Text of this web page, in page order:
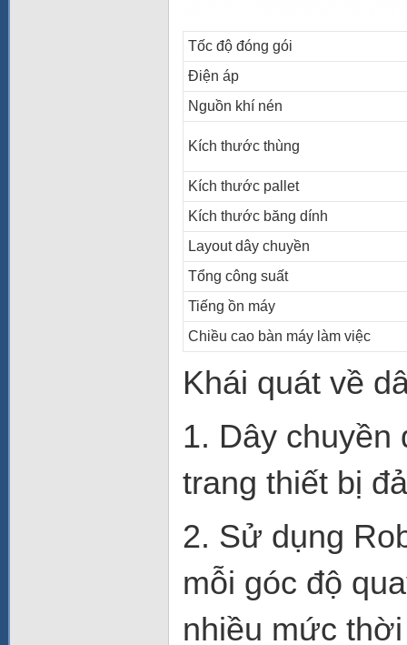
Tốc độ đóng gói
Điện áp
Nguồn khí nén
Kích thước thùng
Kích thước pallet
Kích thước băng dính
Layout dây chuyền
Tổng công suất
Tiếng ồn máy
Chiều cao bàn máy làm việc
Khái quát về
1. Dây
trang thiết bị
2. Sử dụng
mỗi góc độ
nhiều mức